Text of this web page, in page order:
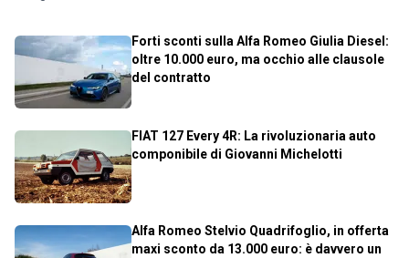
Forti sconti sulla Alfa Romeo Giulia Diesel:
oltre 10.000 euro, ma occhio alle clausole
del contratto
FIAT 127 Every 4R: La rivoluzionaria auto
componibile di Giovanni Michelotti
Alfa Romeo Stelvio Quadrifoglio, in offerta
maxi sconto da 13.000 euro: è davvero un